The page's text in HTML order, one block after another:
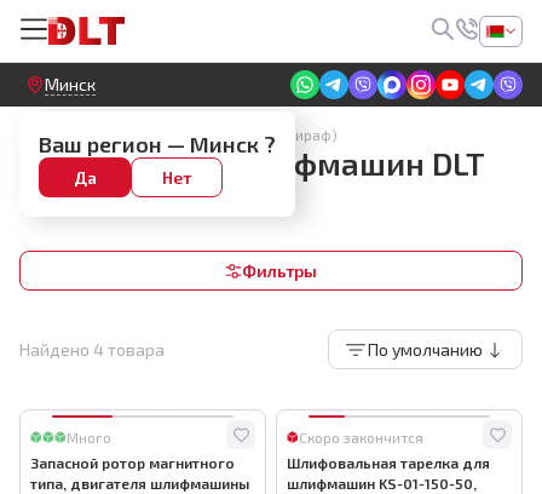
Круглосуточный! Прием заявок на сайте
Минск
Ваш регион — Минск ?
Да Нет
Запчасти для шлифмашин ручных (жираф)
Запчасти для шлифмашин DLT
KS-01-150-50
Фильтры
Найдено 4 товара По умолчанию
Много
Запасной ротор магнитного
типа, двигателя шлифмашины
Скоро закончится
Шлифовальная тарелка для
шлифмашин KS-01-150-50,